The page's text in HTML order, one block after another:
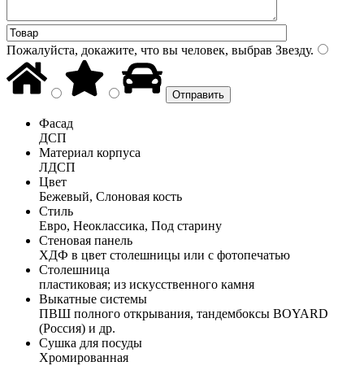
Пожалуйста, докажите, что вы человек, выбрав Звезду.
Фасад
ДСП
Материал корпуса
ЛДСП
Цвет
Бежевый, Слоновая кость
Стиль
Евро, Неоклассика, Под старину
Стеновая панель
ХДФ в цвет столешницы или с фотопечатью
Столешница
пластиковая; из искусственного камня
Выкатные системы
ПВШ полного открывания, тандембоксы BOYARD
(Россия) и др.
Сушка для посуды
Хромированная